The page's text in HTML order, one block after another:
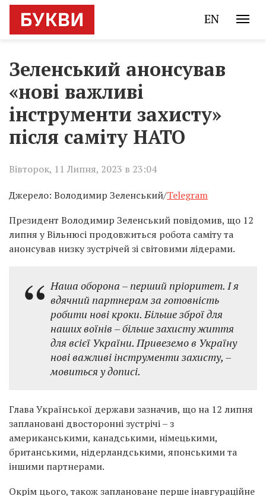
EN
Зеленський анонсував
«нові важливі
інструменти захисту»
після саміту НАТО
Вівторок, 11 Липня, 2023 в 23:04
Джерело: Володимир Зеленський/Telegram
Президент Володимир Зеленський повідомив, що 12
липня у Вільнюсі продовжиться робота саміту та
анонсував низку зустрічей зі світовими лідерами.
Наша оборона – перший пріоритет. І я
вдячний партнерам за готовність
робити нові кроки. Більше зброї для
наших воїнів – більше захисту життя
для всієї України. Привеземо в Україну
нові важливі інструменти захисту, –
мовиться у дописі.
Глава Української держави зазначив, що на 12 липня
заплановані двосторонні зустрічі – з
американськими, канадськими, німецькими,
британськими, нідерландськими, японськими та
іншими партнерами.
Окрім цього, також заплановане перше інавгураційне